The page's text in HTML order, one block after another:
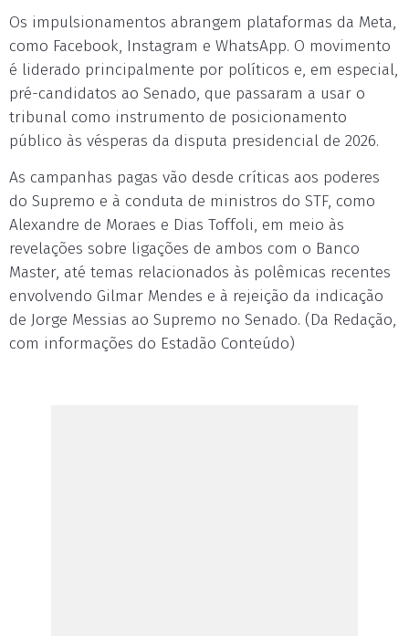
Os impulsionamentos abrangem plataformas da Meta,
como Facebook, Instagram e WhatsApp. O movimento
é liderado principalmente por políticos e, em especial,
pré-candidatos ao Senado, que passaram a usar o
tribunal como instrumento de posicionamento
público às vésperas da disputa presidencial de 2026.
As campanhas pagas vão desde críticas aos poderes
do Supremo e à conduta de ministros do STF, como
Alexandre de Moraes e Dias Toffoli, em meio às
revelações sobre ligações de ambos com o Banco
Master, até temas relacionados às polêmicas recentes
envolvendo Gilmar Mendes e à rejeição da indicação
de Jorge Messias ao Supremo no Senado. (Da Redação,
com informações do Estadão Conteúdo)